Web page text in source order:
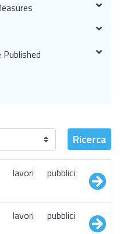
Ricerca
pubblici
pubblici